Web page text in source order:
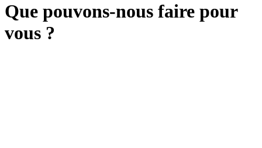
Que pouvons-nous faire pour
vous ?